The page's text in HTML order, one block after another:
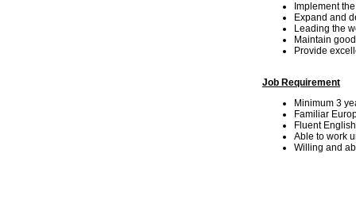
Implement
Expand and
Leading the
Maintain
Provide
Job Requirement
Minimum 3
Familiar
Fluent
Able to work
Willing and